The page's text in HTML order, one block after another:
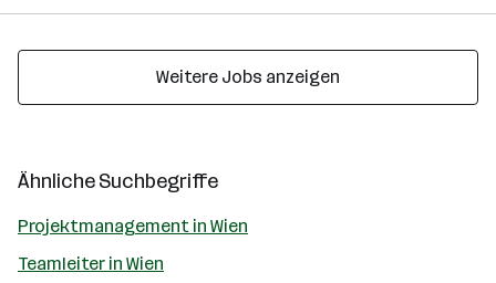
Weitere Jobs anzeigen
Ähnliche Suchbegriffe
Projektmanagement in Wien
Teamleiter in Wien